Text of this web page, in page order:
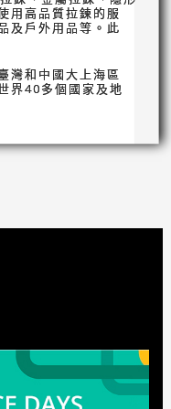
用高品質拉鍊的服
及戶外用品等。此
灣和中國大上海區
界40多個國家及地